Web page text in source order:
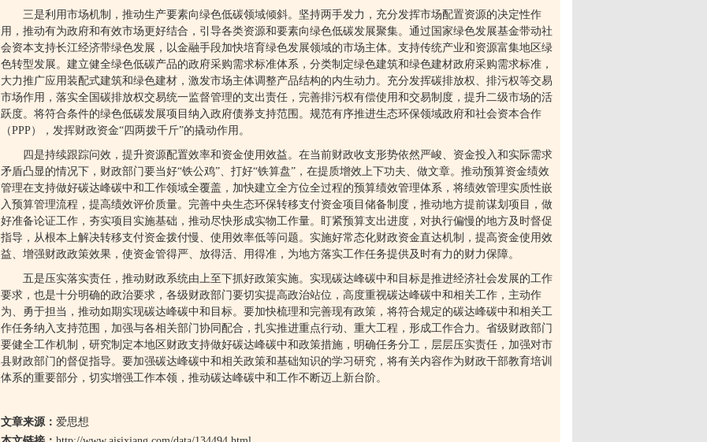
三是利用市场机制，推动生产要素向绿色低碳领域倾斜。坚持两手发力，充分发挥市场配置资源的决定性作
用，推动有为政府和有效市场更好结合，引导各类资源和要素向绿色低碳发展聚集。通过国家绿色发展基金带动社
会资本支持长江经济带绿色发展，以金融手段加快培育绿色发展领域的市场主体。支持传统产业和资源富集地区绿
色转型发展。建立健全绿色低碳产品的政府采购需求标准体系，分类制定绿色建筑和绿色建材政府采购需求标准，
大力推广应用装配式建筑和绿色建材，激发市场主体调整产品结构的内生动力。充分发挥碳排放权、排污权等交易
市场作用，落实全国碳排放权交易统一监督管理的支出责任，完善排污权有偿使用和交易制度，提升二级市场的活
跃度。将符合条件的绿色低碳发展项目纳入政府债券支持范围。规范有序推进生态环保领域政府和社会资本合作
（PPP），发挥财政资金“四两拨千斤”的撬动作用。
四是持续跟踪问效，提升资源配置效率和资金使用效益。在当前财政收支形势依然严峻、资金投入和实际需求
矛盾凸显的情况下，财政部门要当好“铁公鸡”、打好“铁算盘”，在提质增效上下功夫、做文章。推动预算资金绩效
管理在支持做好碳达峰碳中和工作领域全覆盖，加快建立全方位全过程的预算绩效管理体系，将绩效管理实质性嵌
入预算管理流程，提高绩效评价质量。完善中央生态环保转移支付资金项目储备制度，推动地方提前谋划项目，做
好准备论证工作，夯实项目实施基础，推动尽快形成实物工作量。盯紧预算支出进度，对执行偏慢的地方及时督促
指导，从根本上解决转移支付资金拨付慢、使用效率低等问题。实施好常态化财政资金直达机制，提高资金使用效
益、增强财政政策效果，使资金管得严、放得活、用得准，为地方落实工作任务提供及时有力的财力保障。
五是压实落实责任，推动财政系统由上至下抓好政策实施。实现碳达峰碳中和目标是推进经济社会发展的工作
要求，也是十分明确的政治要求，各级财政部门要切实提高政治站位，高度重视碳达峰碳中和相关工作，主动作
为、勇于担当，推动如期实现碳达峰碳中和目标。要加快梳理和完善现有政策，将符合规定的碳达峰碳中和相关工
作任务纳入支持范围，加强与各相关部门协同配合，扎实推进重点行动、重大工程，形成工作合力。省级财政部门
要健全工作机制，研究制定本地区财政支持做好碳达峰碳中和政策措施，明确任务分工，层层压实责任，加强对市
县财政部门的督促指导。要加强碳达峰碳中和相关政策和基础知识的学习研究，将有关内容作为财政干部教育培训
体系的重要部分，切实增强工作本领，推动碳达峰碳中和工作不断迈上新台阶。
文章来源： 爱思想